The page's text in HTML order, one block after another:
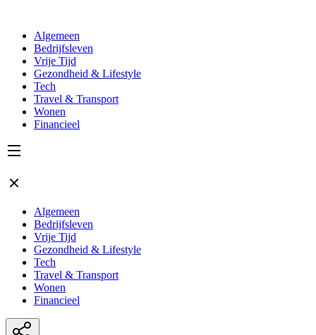
Algemeen
Bedrijfsleven
Vrije Tijd
Gezondheid & Lifestyle
Tech
Travel & Transport
Wonen
Financieel
Algemeen
Bedrijfsleven
Vrije Tijd
Gezondheid & Lifestyle
Tech
Travel & Transport
Wonen
Financieel